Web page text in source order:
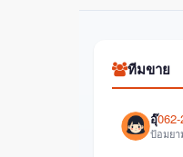
ทีมขาย
อุ๊
ป้อมยา